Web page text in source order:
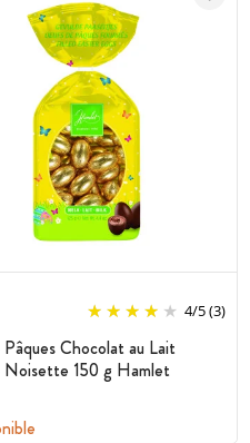
noisettes), beurre de
(lait), lactosérum en poudre
beurre concentré (lait), huile de
sel), beurre concentré (lait),
de riz, amidon de blé, malt de
: carbonate acide de
(blé, orge), œuf, peut contenir
noix de pécan, gluten et œuf.
4/5(3)
Chocolat au Lait
Noisette 150 g Hamlet